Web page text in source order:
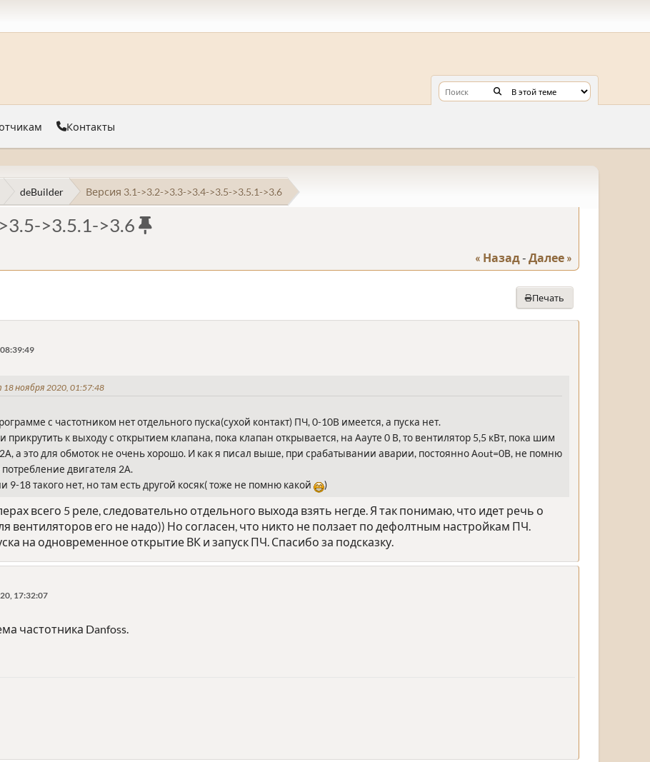
Контакты
deBuilder Версия 3.1->3.2->3.3->3.4->3.5->3.5.1->3.6
>3.5.1->3.6
« Назад - Далее »
Печать
ноября 2020, 01:57:48
с частотником нет отдельного пуска(сухой контакт) ПЧ, 0-10В имеется, а пуска нет.
прикрутить к выходу с открытием клапана, пока клапан открывается, на Аауте 0 В, то вентилятор 5,5 кВт, пока шим
2А, а это для обмоток не очень хорошо. И как я писал выше, при срабатывании аварии, постоянно Аout=0В, не помню
двигателя 2А.
9-18 такого нет, но там есть другой косяк( тоже не помню какой
)
всего 5 реле, следовательно отдельного выхода взять негде. Я так понимаю, что идет речь о
вентиляторов его не надо)) Но согласен, что никто не ползает по дефолтным настройкам ПЧ.
на одновременное открытие ВК и запуск ПЧ. Спасибо за подсказку.
17:32:07
частотника Danfoss.